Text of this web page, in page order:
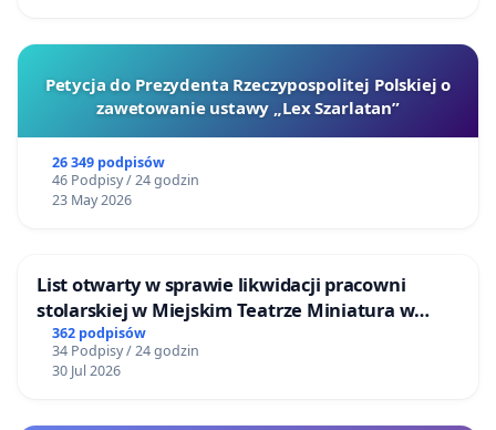
Petycja do Prezydenta Rzeczypospolitej Polskiej o
zawetowanie ustawy „Lex Szarlatan”
26 349 podpisów
46 Podpisy / 24 godzin
23 May 2026
List otwarty w sprawie likwidacji pracowni
stolarskiej w Miejskim Teatrze Miniatura w
Gdańsku
362 podpisów
34 Podpisy / 24 godzin
30 Jul 2026